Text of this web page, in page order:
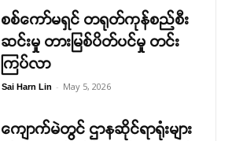
စစ်ကော်မရှင် တရုတ်ကုန်စည်စီး
ဆင်းမှု တားမြစ်ပိတ်ပင်မှု တင်း
ကြပ်လာ
Sai Harn Lin - May 5, 2026
ကျောက်မဲတွင် ဌာနဆိုင်ရာရုံးများ